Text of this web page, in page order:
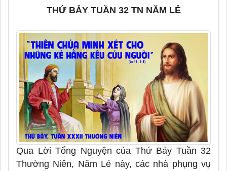
THỨ BẢY TUẦN 32 TN NĂM LẺ
Qua Lời Tổng Nguyện của Thứ Bảy Tuần 32
Thường Niên, Năm Lẻ này, các nhà phụng vụ